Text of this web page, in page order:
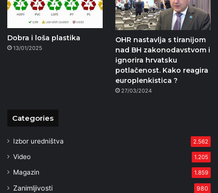
Dobra i loša plastika
13/01/2025
OHR nastavlja s tiranijom
nad BH zakonodavstvom i
ignorira hrvatsku
potlačenost. Kako reagira
europlenkistica ?
27/03/2024
Categories
Izbor uredništva 2.562
Video 1.205
Magazin 1.859
Zanimljivosti 980